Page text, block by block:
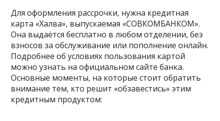
Для оформления рассрочки, нужна кредитная
карта «Халва», выпускаемая «СОВКОМБАНКОМ».
Она выдаётся бесплатно в любом отделении, без
взносов за обслуживание или пополнение онлайн.
Подробнее об условиях пользования картой
можно узнать на официальном сайте банка.
Основные моменты, на которые стоит обратить
внимание тем, кто решит «обзавестись» этим
кредитным продуктом: